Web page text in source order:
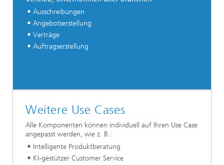
Ausschreibungen
Angebotserstellung
Verträge
Auftragserstellung
Weitere Use Cases
Alle Komponenten können individuell auf Ihren Use Case
angepasst werden, wie z. B.:
Intelligente Produktberatung
KI-gestützer Customer Service